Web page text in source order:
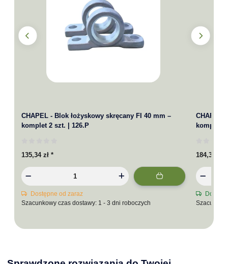
CHAPEL - Blok łożyskowy skręcany FI 40 mm –
komplet 2 szt. | 126.P
135,34 zł *
Dostępne od zaraz
Szacunkowy czas dostawy: 1 - 3 dni roboczych
CHAPEL
komplet
184,31 zł